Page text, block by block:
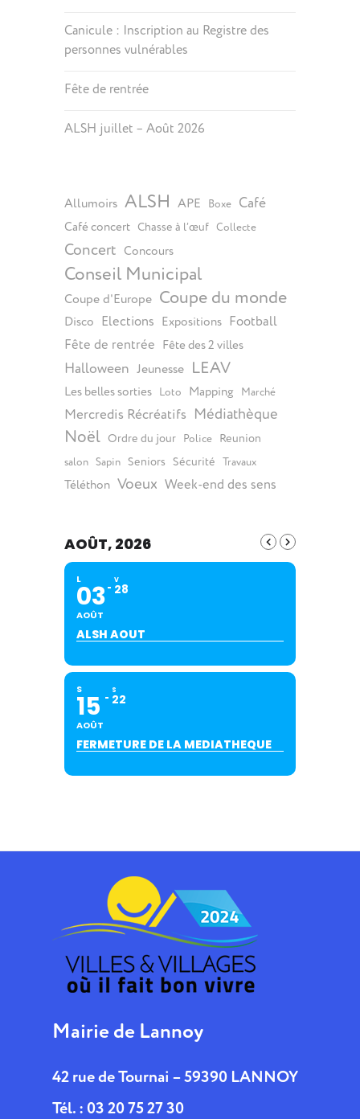
Canicule : Inscription au Registre des
personnes vulnérables
Fête de rentrée
ALSH juillet – Août 2026
Allumoirs ALSH APE Boxe Café
Café concert Chasse à l’œuf Collecte
Concert Concours
Conseil Municipal
Coupe d'Europe Coupe du monde
Disco Elections Expositions Football
Fête de rentrée Fête des 2 villes
Halloween Jeunesse LEAV
Les belles sorties Loto Mapping Marché
Mercredis Récréatifs Médiathèque
Noël Ordre du jour Police Reunion
salon Sapin Seniors Sécurité Travaux
Téléthon Voeux Week-end des sens
AOÛT, 2026
L
03
AOÛT
V
28
ALSH AOUT
S
15
AOÛT
S
22
FERMETURE DE LA MEDIATHEQUE
Mairie de Lannoy
42 rue de Tournai – 59390 LANNOY
Tél. : 03 20 75 27 30